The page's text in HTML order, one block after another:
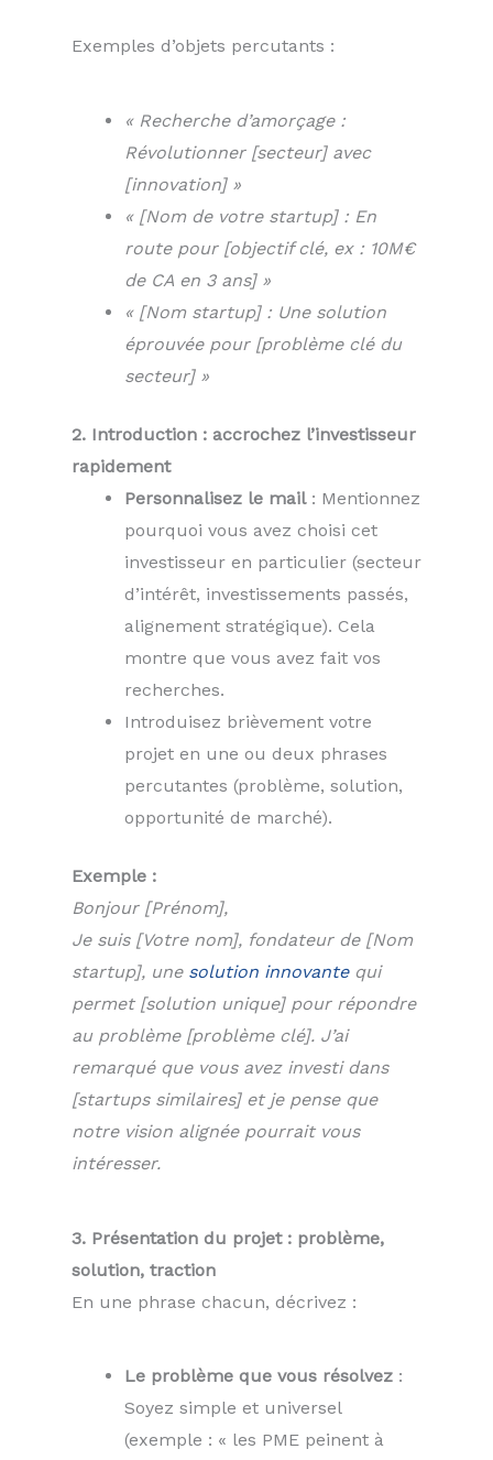
Exemples d’objets percutants :
« Recherche d’amorçage :
Révolutionner [secteur] avec
[innovation] »
« [Nom de votre startup] : En
route pour [objectif clé, ex : 10M€
de CA en 3 ans] »
« [Nom startup] : Une solution
éprouvée pour [problème clé du
secteur] »
2. Introduction : accrochez l’investisseur
rapidement
Personnalisez le mail: Mentionnez
pourquoi vous avez choisi cet
investisseur en particulier (secteur
d’intérêt, investissements passés,
alignement stratégique). Cela
montre que vous avez fait vos
recherches.
Introduisez brièvement votre
projet en une ou deux phrases
percutantes (problème, solution,
opportunité de marché).
Exemple :
Bonjour [Prénom],
Je suis [Votre nom], fondateur de [Nom
startup], une solution innovantequi
permet [solution unique] pour répondre
au problème [problème clé]. J’ai
remarqué que vous avez investi dans
[startups similaires] et je pense que
notre vision alignée pourrait vous
intéresser.
3. Présentation du projet : problème,
solution, traction
En une phrase chacun, décrivez :
Le problème que vous résolvez :
Soyez simple et universel
(exemple : « les PME peinent à